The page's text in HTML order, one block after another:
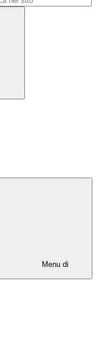
Menu di